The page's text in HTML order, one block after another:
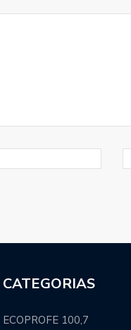
los
CATEGORIAS
ECOPROFE 100,7